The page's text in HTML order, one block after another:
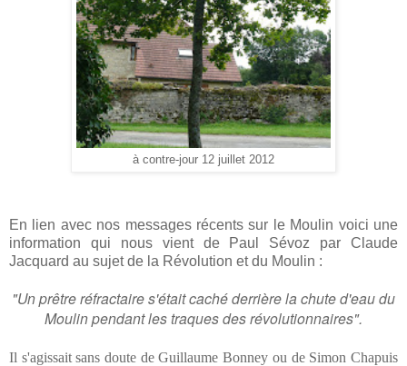
à contre-jour 12 juillet 2012
En lien avec nos messages récents sur le Moulin voici une
information qui nous vient de Paul Sévoz par Claude
Jacquard au sujet de la Révolution et du Moulin :
"Un prêtre réfractaire s'était caché derrière la chute d'eau du
Moulin pendant les traques des révolutionnaires".
Il s'agissait sans doute de Guillaume Bonney ou de Simon Chapuis